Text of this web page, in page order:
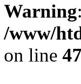
Warning
/www/
on line 47